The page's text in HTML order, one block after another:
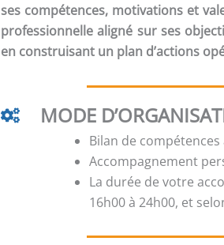
ses compétences, motivations et
professionnelle aligné sur ses
en construisant un plan d’actions
MODE
Bilan de
Accompagnement
La durée de votre
16h00 à 24h00, et